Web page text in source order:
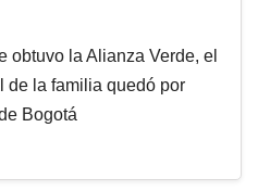
obtuvo la Alianza Verde, el
de la familia quedó por
Bogotá